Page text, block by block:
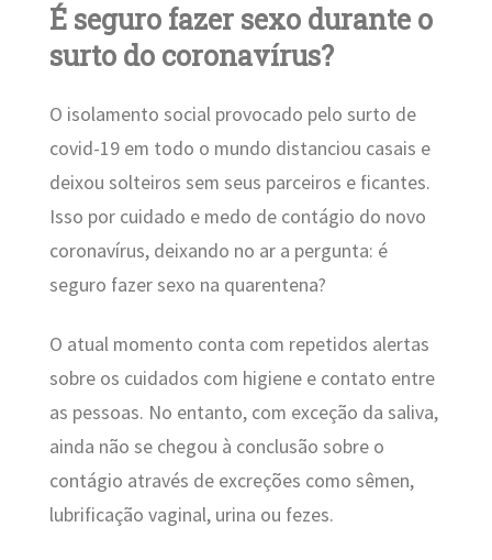
É seguro fazer sexo durante o
surto do coronavírus?
O isolamento social provocado pelo surto de
covid-19 em todo o mundo distanciou casais e
deixou solteiros sem seus parceiros e ficantes.
Isso por cuidado e medo de contágio do novo
coronavírus, deixando no ar a pergunta: é
seguro fazer sexo na quarentena?
O atual momento conta com repetidos alertas
sobre os cuidados com higiene e contato entre
as pessoas. No entanto, com exceção da saliva,
ainda não se chegou à conclusão sobre o
contágio através de excreções como sêmen,
lubrificação vaginal, urina ou fezes.